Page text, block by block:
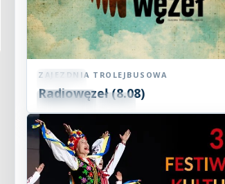
Koncert
08 SIE
2026
ZAJEZDNIA TROLEJBUSOWA
Radiowęzeł (8.08)